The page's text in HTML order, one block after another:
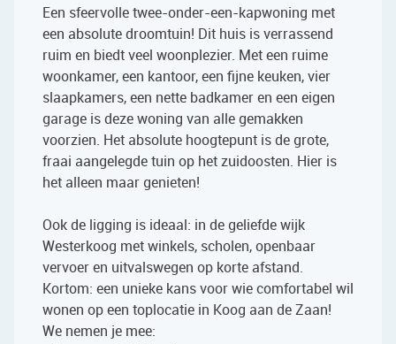
Een sfeervolle twee-onder-een-kapwoning met
een absolute droomtuin! Dit huis is verrassend
ruim en biedt veel woonplezier. Met een ruime
woonkamer, een kantoor, een fijne keuken, vier
slaapkamers, een nette badkamer en een eigen
garage is deze woning van alle gemakken
voorzien. Het absolute hoogtepunt is de grote,
fraai aangelegde tuin op het zuidoosten. Hier is
het alleen maar genieten!
Ook de ligging is ideaal: in de geliefde wijk
Westerkoog met winkels, scholen, openbaar
vervoer en uitvalswegen op korte afstand.
Kortom: een unieke kans voor wie comfortabel wil
wonen op een toplocatie in Koog aan de Zaan!
We nemen je mee: